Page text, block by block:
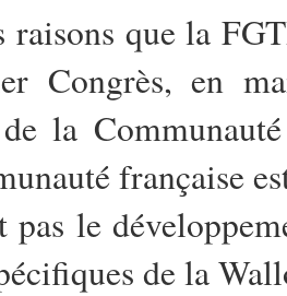
raisons que la
Congrès, en
de la
française
pas le
de la